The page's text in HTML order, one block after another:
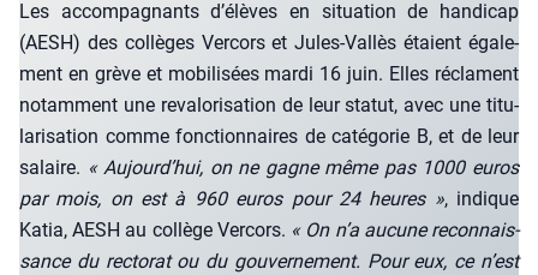
Les accom­pa­gnants d’é­lèves en situa­tion de han­di­cap
(AESH) des col­lèges Ver­cors et Jules-Val­lès étaient éga­le­
ment en grève et mobi­li­sées mar­di 16 juin. Elles réclament
notam­ment une reva­lo­ri­sa­tion de leur sta­tut, avec une titu­
la­ri­sa­tion comme fonc­tion­naires de caté­go­rie B, et de leur
salaire. « Aujourd’­hui, on ne gagne même pas 1000 euros
par mois, on est à 960 euros pour 24 heures », indique
Katia, AESH au col­lège Ver­cors. « On n’a aucune recon­nais­
sance du rec­to­rat ou du gou­ver­ne­ment. Pour eux, ce n’est